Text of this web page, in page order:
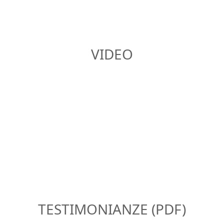
VIDEO
TESTIMONIANZE (PDF)